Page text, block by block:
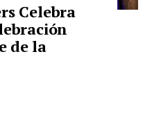
Celebra
de la